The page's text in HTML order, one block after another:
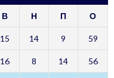
В Н П О
15 14 9 59
16 8 14 56